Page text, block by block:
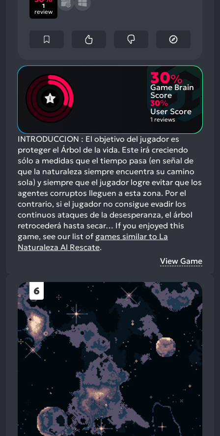
1
review
30%
Game Brain
Score
30%
User Score
1 reviews
INTRODUCCION : El objetivo del jugador es
proteger el Árbol de la vida. Este irá creciendo
sólo a medidas que el tiempo pasa (en señal de
que la naturaleza siempre encuentra su camino
sola) y siempre que el jugador logre evitar que los
agentes corruptos lleguen a esta zona. Por el
contrario, si el jugador no consigue evadir los
continuos ataques de la desesperanza, el árbol
retrocederá hasta secar… If you enjoyed this
game, see our list of games similar to La
Naturaleza Al Rescate.
View Game
6